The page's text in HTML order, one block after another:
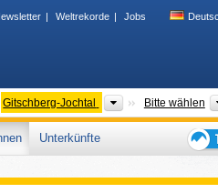
Weltrekorde Jobs
Gitschberg-Jochtal Tourismusregion
Bitte wählen
Unterkünfte
für